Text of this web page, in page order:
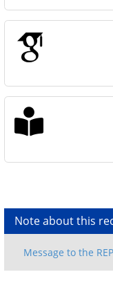
Note about this